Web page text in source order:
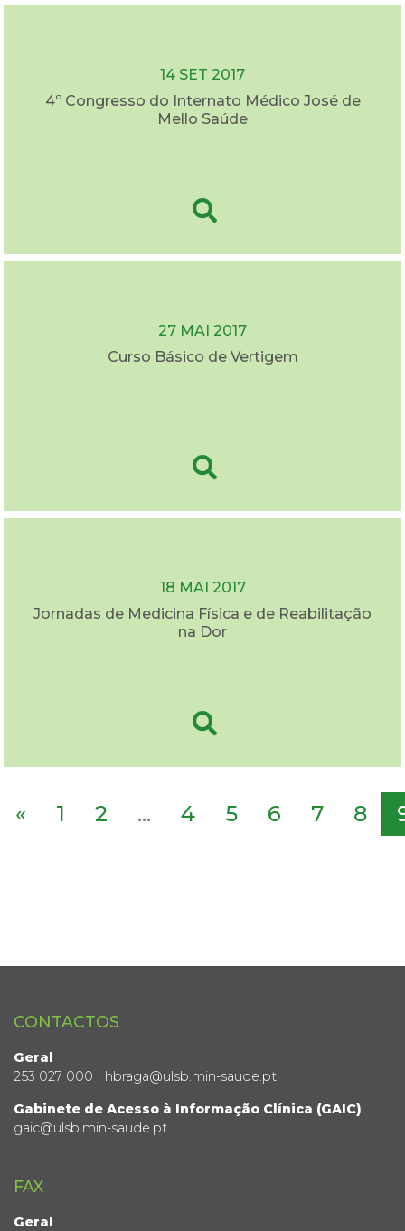
14 SET 2017
4º Congresso do Internato Médico José de
Mello Saúde
27 MAI 2017
Curso Básico de Vertigem
18 MAI 2017
Jornadas de Medicina Física e de Reabilitação
na Dor
« 1 2 ... 4 5 6 7 8
CONTACTOS
Geral
253 027 000 | hbraga@ulsb.min-saude.pt
Gabinete de Acesso à Informação Clínica (GAIC)
gaic@ulsb.min-saude.pt
FAX
Geral